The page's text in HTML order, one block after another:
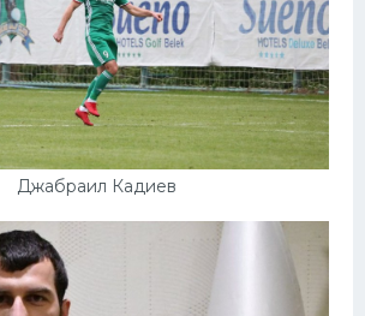
Джабраил Кадиев